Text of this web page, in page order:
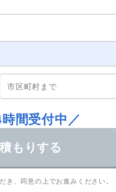
間受付中／
き、同意の上でお進みください。